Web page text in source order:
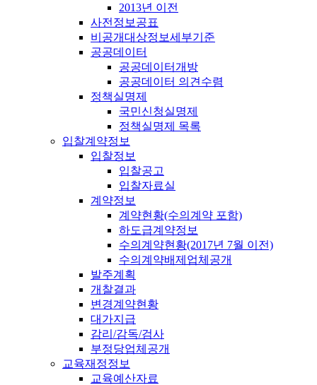
2013년 이전
사전정보공표
비공개대상정보세부기준
공공데이터
공공데이터개방
공공데이터 의견수렴
정책실명제
국민신청실명제
정책실명제 목록
입찰계약정보
입찰정보
입찰공고
입찰자료실
계약정보
계약현황(수의계약 포함)
하도급계약정보
수의계약현황(2017년 7월 이전)
수의계약배제업체공개
발주계획
개찰결과
변경계약현황
대가지급
감리/감독/검사
부정당업체공개
교육재정정보
교육예산자료